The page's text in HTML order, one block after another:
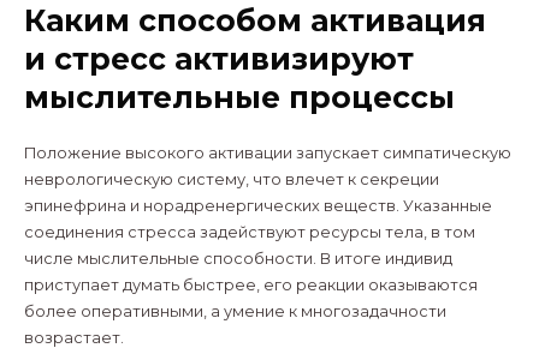
Каким способом активация
и стресс активизируют
мыслительные процессы
Положение высокого активации запускает симпатическую
неврологическую систему, что влечет к секреции
эпинефрина и норадренергических веществ. Указанные
соединения стресса задействуют ресурсы тела, в том
числе мыслительные способности. В итоге индивид
приступает думать быстрее, его реакции оказываются
более оперативными, а умение к многозадачности
возрастает.